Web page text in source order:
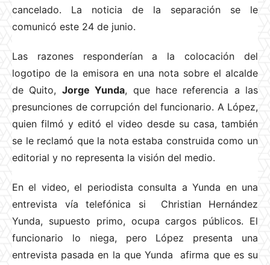
cancelado. La noticia de la separación se le
comunicó este 24 de junio.
Las razones responderían a la colocación del
logotipo de la emisora en una nota sobre el alcalde
de Quito, Jorge Yunda, que hace referencia a las
presunciones de corrupción del funcionario. A López,
quien filmó y editó el video desde su casa, también
se le reclamó que la nota estaba construida como un
editorial y no representa la visión del medio.
En el video, el periodista consulta a Yunda en una
entrevista vía telefónica si Christian Hernández
Yunda, supuesto primo, ocupa cargos públicos. El
funcionario lo niega, pero López presenta una
entrevista pasada en la que Yunda afirma que es su